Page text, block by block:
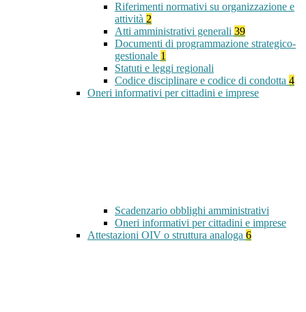
Riferimenti normativi su organizzazione e
attività 2
Atti amministrativi generali 39
Documenti di programmazione strategico-
gestionale 1
Statuti e leggi regionali
Codice disciplinare e codice di condotta 4
Oneri informativi per cittadini e imprese
Scadenzario obblighi amministrativi
Oneri informativi per cittadini e imprese
Attestazioni OIV o struttura analoga 6